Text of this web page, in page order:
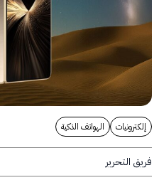
الهواتف الذكية